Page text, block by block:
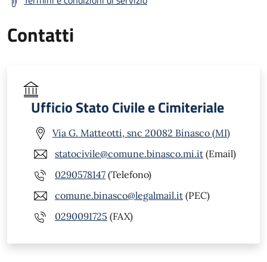
Contatti
Ufficio Stato Civile e Cimiteriale
Via G. Matteotti, snc 20082 Binasco (MI)
statocivile@comune.binasco.mi.it (Email)
0290578147 (Telefono)
comune.binasco@legalmail.it (PEC)
0290091725 (FAX)